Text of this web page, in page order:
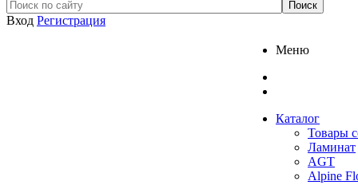
Вход Регистрация
Меню
Каталог
Товары
Ламинат
AGT
Alpine